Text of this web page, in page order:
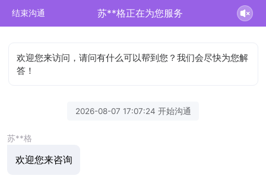
结束沟通 苏**格正在为您服务
欢迎您来访问，请问有什么可以帮到您？我们会尽快为您解
答！
2026-08-07 17:07:24 开始沟通
苏**格
欢迎您来咨询